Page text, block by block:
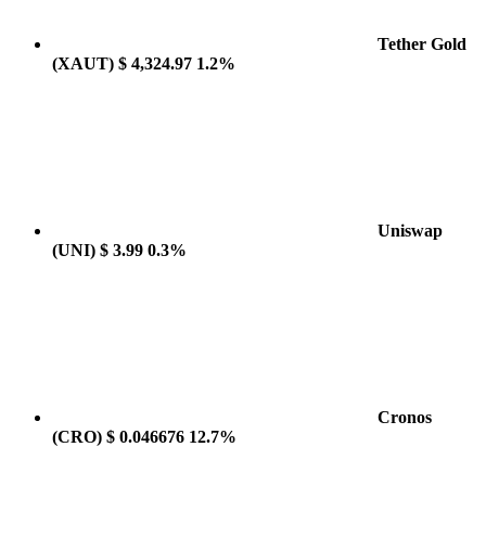
Tether Gold
(XAUT) $ 4,324.97 1.2%
Uniswap
(UNI) $ 3.99 0.3%
Cronos
(CRO) $ 0.046676 12.7%